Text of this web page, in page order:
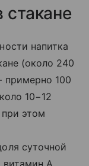
стакане
напитка
(около 240
100
10−12
этом
суточной
A